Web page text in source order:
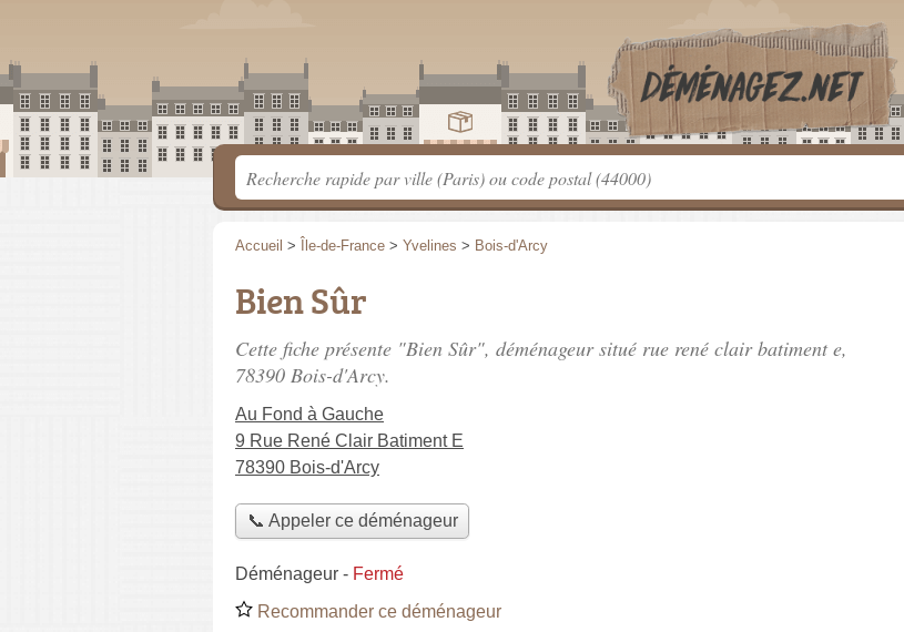
Accueil > Île-de-France > Yvelines > Bois-d'Arcy
Bien Sûr
Cette fiche présente "Bien Sûr", déménageur situé rue rené clair batiment e,
78390 Bois-d'Arcy.
Au Fond à Gauche
9 Rue René Clair Batiment E
78390 Bois-d'Arcy
📞 Appeler ce déménageur
Déménageur - Fermé
Recommander ce déménageur